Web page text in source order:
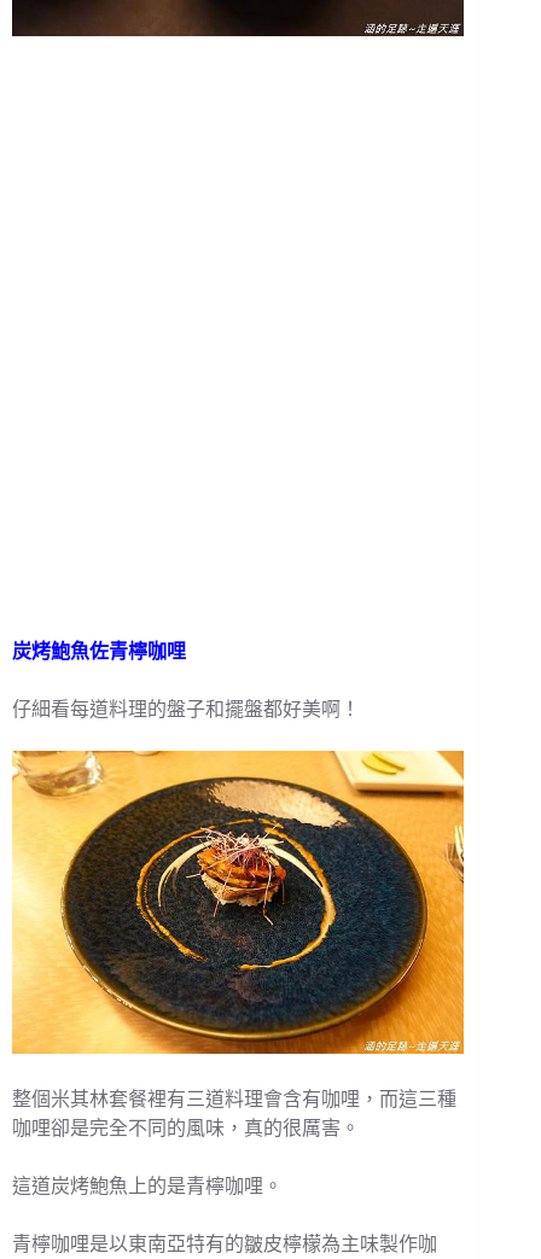
炭烤鮑魚佐青檸咖哩
仔細看每道料理的盤子和擺盤都好美啊！
整個米其林套餐裡有三道料理會含有咖哩，而這三種
咖哩卻是完全不同的風味，真的很厲害。
這道炭烤鮑魚上的是青檸咖哩。
青檸咖哩是以東南亞特有的皺皮檸檬為主味製作咖